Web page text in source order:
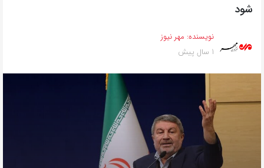
شود
نویسنده: مهر نیوز
1 سال پیش